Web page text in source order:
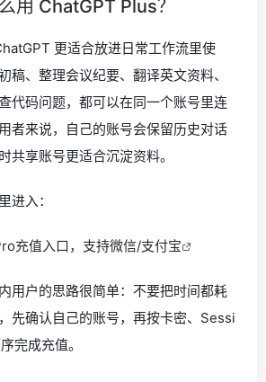
用 ChatGPT Plus？
更适合放进日常工作流里使
稿、整理会议纪要、翻译英文资料、
代码问题，都可以在同一个账号里连
者来说，自己的账号会保留历史对话
共享账号更适合沉淀资料。
进入：
充值入口，支持微信/支付宝
用户的思路很简单：不要把时间都耗
先确认自己的账号，再按卡密、Sessi
完成充值。